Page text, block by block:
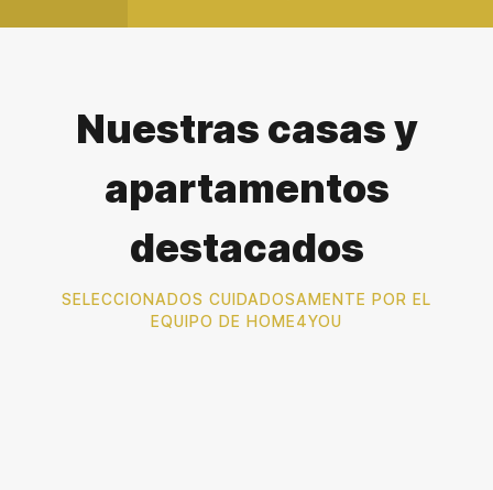
Nuestras casas y
apartamentos
destacados
SELECCIONADOS CUIDADOSAMENTE POR EL
EQUIPO DE HOME4YOU